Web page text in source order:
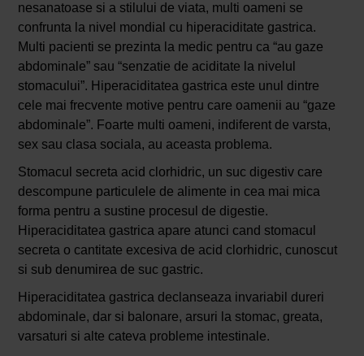
nesanatoase si a stilului de viata, multi oameni se
confrunta la nivel mondial cu hiperaciditate gastrica.
Multi pacienti se prezinta la medic pentru ca “au gaze
abdominale” sau “senzatie de aciditate la nivelul
stomacului”. Hiperaciditatea gastrica este unul dintre
cele mai frecvente motive pentru care oamenii au “gaze
abdominale”. Foarte multi oameni, indiferent de varsta,
sex sau clasa sociala, au aceasta problema.
Stomacul secreta acid clorhidric, un suc digestiv care
descompune particulele de alimente in cea mai mica
forma pentru a sustine procesul de digestie.
Hiperaciditatea gastrica apare atunci cand stomacul
secreta o cantitate excesiva de acid clorhidric, cunoscut
si sub denumirea de suc gastric.
Hiperaciditatea gastrica declanseaza invariabil dureri
abdominale, dar si balonare, arsuri la stomac, greata,
varsaturi si alte cateva probleme intestinale.